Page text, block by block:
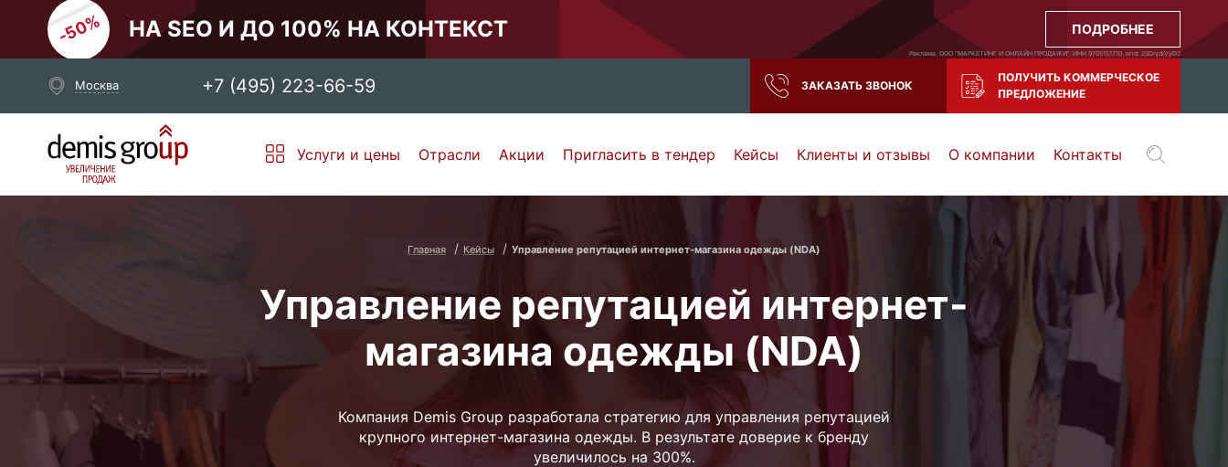
НА SEO И ДО 100% НА КОНТЕКСТ ПОДРОБНЕЕ
Реклама. ООО "МАРКЕТИНГ И ОНЛАЙН ПРОДАЖИ". ИНН 9705151710. erid: 2SDnjdiVyD2
Москва +7 (495) 223-66-59 ЗАКАЗАТЬ ЗВОНОК
ПОЛУЧИТЬ КОММЕРЧЕСКОЕ
ПРЕДЛОЖЕНИЕ
Выберите свой город
Москва Санкт-Петербург Нижний Новгород Тамбов Воронеж
Тула
и все регионы РФ
Услуги и цены Отрасли Акции Пригласить в тендер Кейсы Клиенты и отзывы О компании Контакты
Главная Кейсы Управление репутацией интернет-магазина одежды (NDA)
Управление репутацией интернет-
магазина одежды (NDA)
Компания Demis Group разработала стратегию для управления репутацией
крупного интернет-магазина одежды. В результате доверие к бренду
увеличилось на 300%.